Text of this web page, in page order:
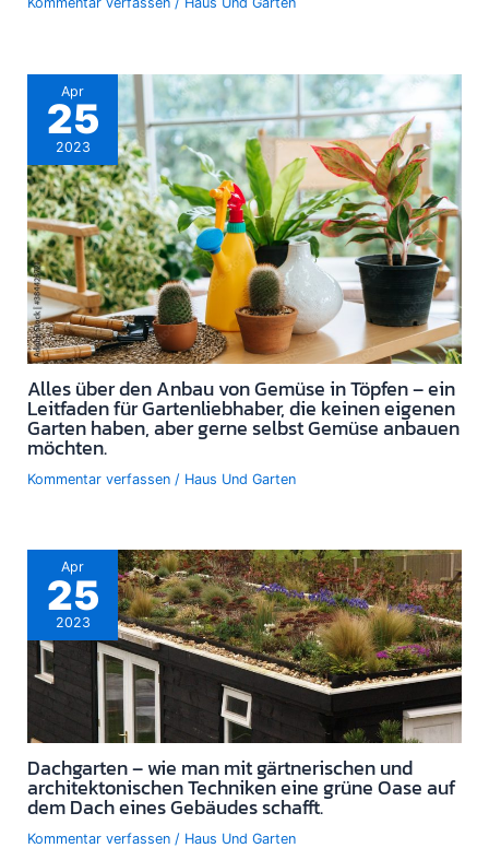
Apr
25
2023
Alles über den Anbau von Gemüse in Töpfen – ein
Leitfaden für Gartenliebhaber, die keinen eigenen
Garten haben, aber gerne selbst Gemüse anbauen
möchten.
Kommentar verfassen / Haus Und Garten
Apr
25
2023
Dachgarten – wie man mit gärtnerischen und
architektonischen Techniken eine grüne Oase auf
dem Dach eines Gebäudes schafft.
Kommentar verfassen / Haus Und Garten